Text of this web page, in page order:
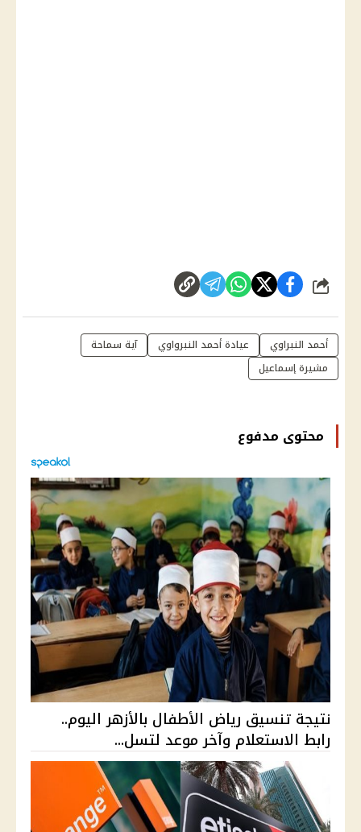
شارك
أحمد النبراوي عيادة أحمد النبرواوي
آية سماحة
مشيرة إسماعيل
محتوى مدفوع
نتيجة تنسيق رياض الأطفال بالأزهر اليوم..
رابط الاستعلام وآخر موعد لتسل...